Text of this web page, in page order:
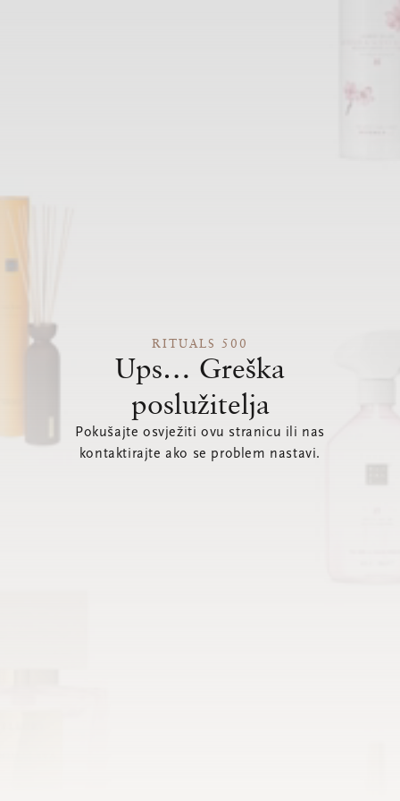
RITUALS 500
Ups… Greška
poslužitelja
Pokušajte osvježiti ovu stranicu ili nas
kontaktirajte ako se problem nastavi.